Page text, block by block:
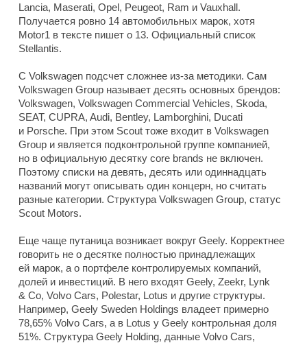
Lancia, Maserati, Opel, Peugeot, Ram и Vauxhall.
Получается ровно 14 автомобильных марок, хотя
Motor1 в тексте пишет о 13. Официальный список
Stellantis.
С Volkswagen подсчет сложнее из-за методики. Сам
Volkswagen Group называет десять основных брендов:
Volkswagen, Volkswagen Commercial Vehicles, Skoda,
SEAT, CUPRA, Audi, Bentley, Lamborghini, Ducati
и Porsche. При этом Scout тоже входит в Volkswagen
Group и является подконтрольной группе компанией,
но в официальную десятку core brands не включен.
Поэтому списки на девять, десять или одиннадцать
названий могут описывать один концерн, но считать
разные категории. Структура Volkswagen Group, статус
Scout Motors.
Еще чаще путаница возникает вокруг Geely. Корректнее
говорить не о десятке полностью принадлежащих
ей марок, а о портфеле контролируемых компаний,
долей и инвестиций. В него входят Geely, Zeekr, Lynk
& Co, Volvo Cars, Polestar, Lotus и другие структуры.
Например, Geely Sweden Holdings владеет примерно
78,65% Volvo Cars, а в Lotus у Geely контрольная доля
51%. Структура Geely Holding, данные Volvo Cars,